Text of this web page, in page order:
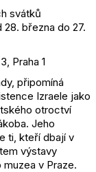
svátků
28. března do 27.
Praha 1
připomíná
Izraele jako
otroctví
Jeho
ti, kteří dbají v
výstavy
v Praze.